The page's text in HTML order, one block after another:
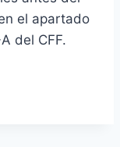
el apartado
del CFF.